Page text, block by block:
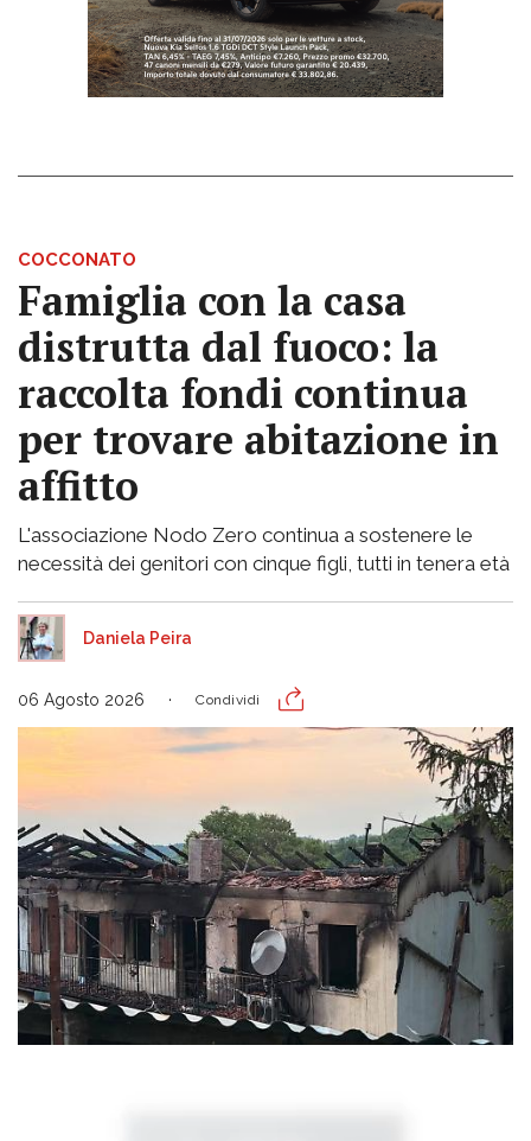
COCCONATO
Famiglia con la casa
distrutta dal fuoco: la
raccolta fondi continua
per trovare abitazione in
affitto
L'associazione Nodo Zero continua a sostenere le
necessità dei genitori con cinque figli, tutti in tenera età
Daniela Peira
06 Agosto 2026 Condividi